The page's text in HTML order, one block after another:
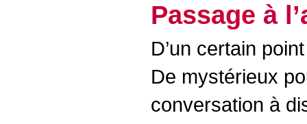
Passage à
D’un certain
De mystérieux
conversation à